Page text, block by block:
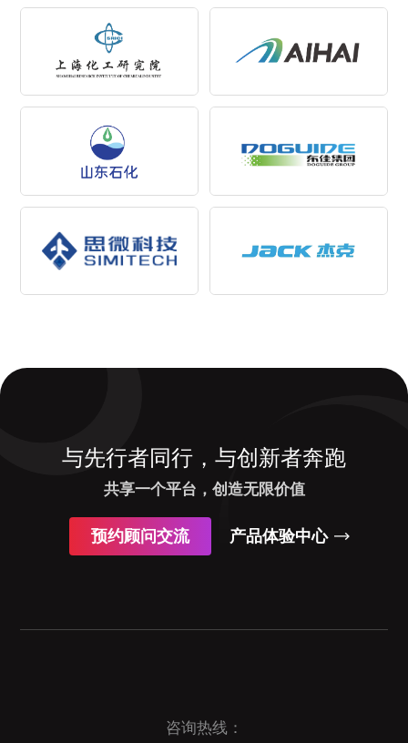
与先行者同行，与创新者奔跑
共享一个平台，创造无限价值
预约顾问交流 产品体验中心
咨询热线：